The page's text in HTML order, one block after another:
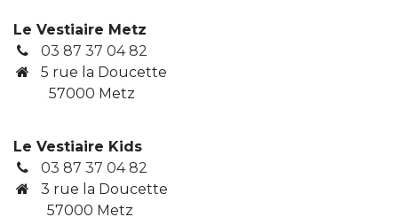
Le Vestiaire Metz
03 87 37 04 82
5 rue la Doucette
57000 Metz
Le Vestiaire Kids
03 87 37 04 82
3 rue la Doucette
​ 57000 Metz